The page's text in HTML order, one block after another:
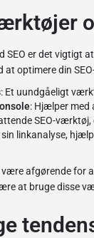
SEO er det vigtigt
at optimere din
: Et uundgåeligt
: Hjælper med
SEO-
sin linkanalyse,
afgørende for
at bruge disse